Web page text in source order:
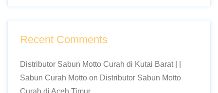
Recent Comments
Distributor Sabun Motto Curah di Kutai Barat | |
Sabun Curah Motto on Distributor Sabun Motto